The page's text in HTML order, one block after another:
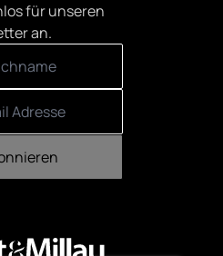
für unseren
an.